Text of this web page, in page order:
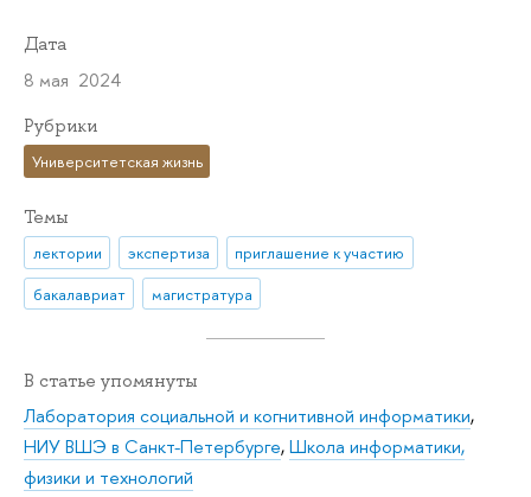
Дата
8 мая 2024
Рубрики
Университетская жизнь
Темы
лектории экспертиза
приглашение к участию
бакалавриат
магистратура
В статье упомянуты
Лаборатория социальной и когнитивной информатики,
НИУ ВШЭ в Санкт-Петербурге,Школа информатики,
физики и технологий